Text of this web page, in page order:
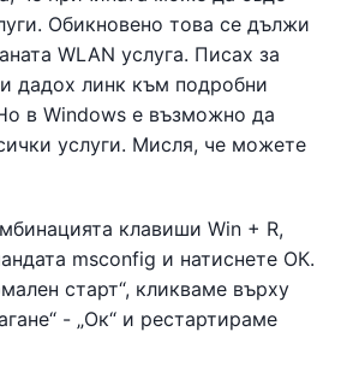
Обикновено това се дължи
WLAN услуга. Писах за
дадох линк към подробни
в Windows е възможно да
услуги. Мисля, че можете
клавиши Win + R,
msconfig и натиснете ОК.
старт“, кликваме върху
- „Ок“ и рестартираме